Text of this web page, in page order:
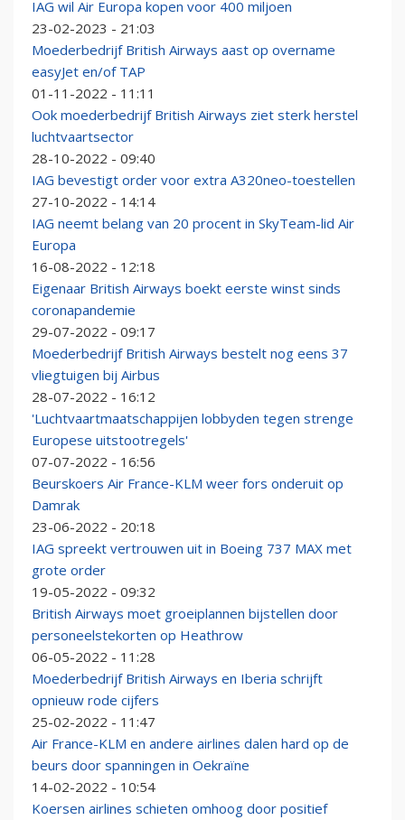
IAG wil Air Europa kopen voor 400 miljoen
23-02-2023 - 21:03
Moederbedrijf British Airways aast op overname
easyJet en/of TAP
01-11-2022 - 11:11
Ook moederbedrijf British Airways ziet sterk herstel
luchtvaartsector
28-10-2022 - 09:40
IAG bevestigt order voor extra A320neo-toestellen
27-10-2022 - 14:14
IAG neemt belang van 20 procent in SkyTeam-lid Air
Europa
16-08-2022 - 12:18
Eigenaar British Airways boekt eerste winst sinds
coronapandemie
29-07-2022 - 09:17
Moederbedrijf British Airways bestelt nog eens 37
vliegtuigen bij Airbus
28-07-2022 - 16:12
'Luchtvaartmaatschappijen lobbyden tegen strenge
Europese uitstootregels'
07-07-2022 - 16:56
Beurskoers Air France-KLM weer fors onderuit op
Damrak
23-06-2022 - 20:18
IAG spreekt vertrouwen uit in Boeing 737 MAX met
grote order
19-05-2022 - 09:32
British Airways moet groeiplannen bijstellen door
personeelstekorten op Heathrow
06-05-2022 - 11:28
Moederbedrijf British Airways en Iberia schrijft
opnieuw rode cijfers
25-02-2022 - 11:47
Air France-KLM en andere airlines dalen hard op de
beurs door spanningen in Oekraïne
14-02-2022 - 10:54
Koersen airlines schieten omhoog door positief